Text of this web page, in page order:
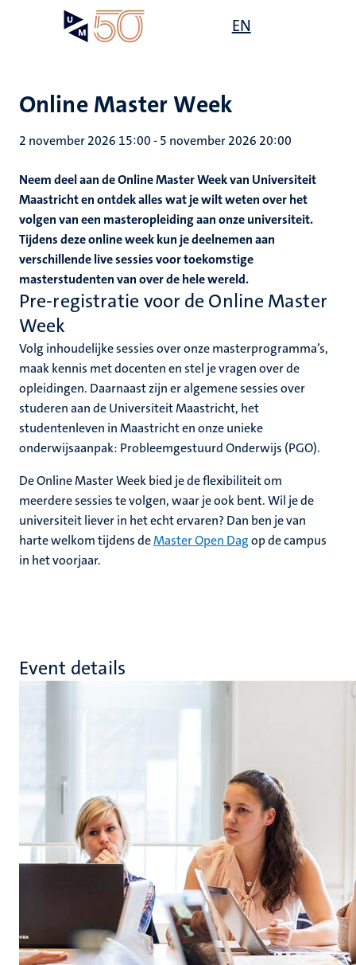
gaan
EN
Online Master Week
2 november 2026 15:00-5 november 2026 20:00
Neem deel aan de Online Master Week van Universiteit
Maastricht en ontdek alles wat je wilt weten over het
volgen van een masteropleiding aan onze universiteit.
Tijdens deze online week kun je deelnemen aan
verschillende live sessies voor toekomstige
masterstudenten van over de hele wereld.
Pre-registratie voor de Online Master
Week
Volg inhoudelijke sessies over onze masterprogramma’s,
maak kennis met docenten en stel je vragen over de
opleidingen. Daarnaast zijn er algemene sessies over
studeren aan de Universiteit Maastricht, het
studentenleven in Maastricht en onze unieke
onderwijsaanpak: Probleemgestuurd Onderwijs (PGO).
De Online Master Week bied je de flexibiliteit om
meerdere sessies te volgen, waar je ook bent. Wil je de
universiteit liever in het echt ervaren? Dan ben je van
harte welkom tijdens deMaster Open Dagop de campus
in het voorjaar.
Event details